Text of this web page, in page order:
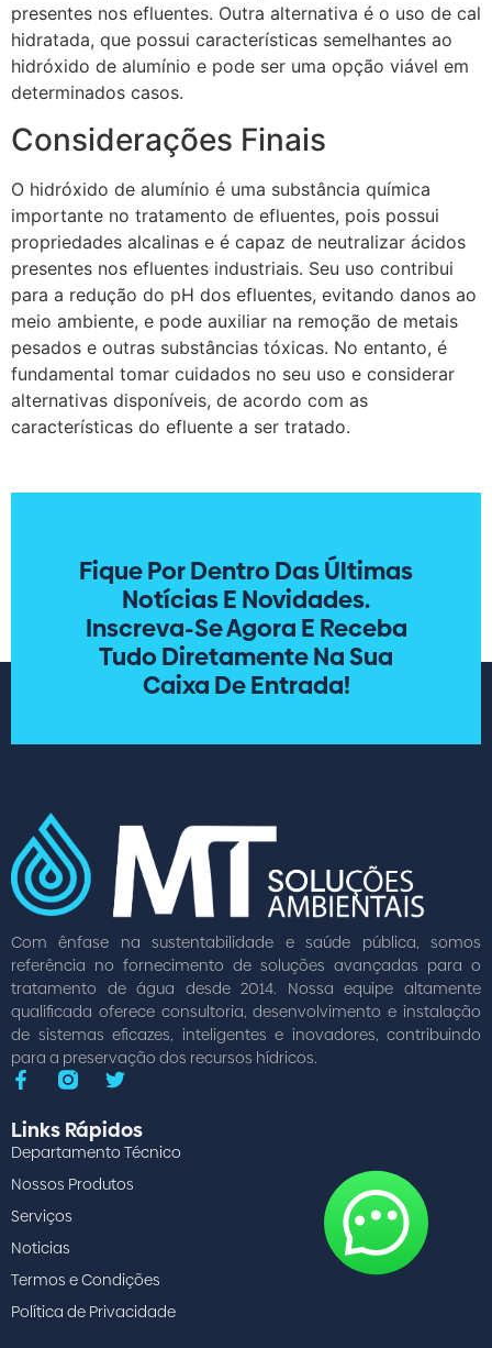
presentes nos efluentes. Outra alternativa é o uso de cal
hidratada, que possui características semelhantes ao
hidróxido de alumínio e pode ser uma opção viável em
determinados casos.
Considerações Finais
O hidróxido de alumínio é uma substância química
importante no tratamento de efluentes, pois possui
propriedades alcalinas e é capaz de neutralizar ácidos
presentes nos efluentes industriais. Seu uso contribui
para a redução do pH dos efluentes, evitando danos ao
meio ambiente, e pode auxiliar na remoção de metais
pesados e outras substâncias tóxicas. No entanto, é
fundamental tomar cuidados no seu uso e considerar
alternativas disponíveis, de acordo com as
características do efluente a ser tratado.
Fique Por Dentro Das Últimas
Notícias E Novidades.
Inscreva-Se Agora E Receba
Tudo Diretamente Na Sua
Caixa De Entrada!
Com ênfase na sustentabilidade e saúde pública, somos
referência no fornecimento de soluções avançadas para o
tratamento de água desde 2014. Nossa equipe altamente
qualificada oferece consultoria, desenvolvimento e instalação
de sistemas eficazes, inteligentes e inovadores, contribuindo
para a preservação dos recursos hídricos.
Links Rápidos
Departamento Técnico
Nossos Produtos
Serviços
Noticias
Termos e Condições
Política de Privacidade